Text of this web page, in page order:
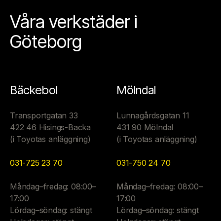
Våra verkstäder i
Göteborg
Bäckebol
Transportgatan 33
422 46 Hisings-Backa
(i Toyotas anläggning)
031-725 23 70
Måndag–fredag: 08:00–
17:00
Lördag–söndag: stängt
Mölndal
Lunnagårdsgatan 11
431 90 Mölndal
(i Toyotas anläggning)
031-750 24 70
Måndag–fredag: 08:00–
17:00
Lördag–söndag: stängt